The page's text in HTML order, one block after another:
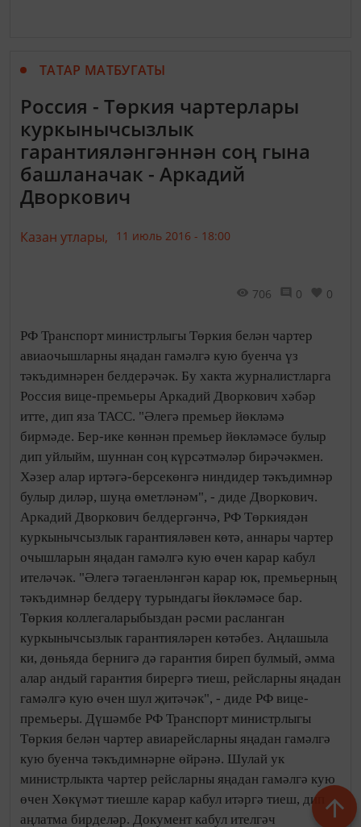
ТАТАР МАТБУГАТЫ
Россия - Төркия чартерлары
куркынычсызлык
гарантияләнгәннән соң гына
башланачак - Аркадий
Дворкович
Казан утлары, 11 июль 2016 - 18:00
706 0 0
РФ Транспорт министрлыгы Төркия белән чартер
авиаочышларны яңадан гамәлгә кую буенча үз
тәкъдимнәрен белдерәчәк. Бу хакта журналистларга
Россия вице-премьеры Аркадий Дворкович хәбәр
итте, дип яза ТАСС. "Әлегә премьер йөкләмә
бирмәде. Бер-ике көннән премьер йөкләмәсе булыр
дип уйлыйм, шуннан соң күрсәтмәләр бирәчәкмен.
Хәзер алар иртәгә-берсекөнгә ниндидер тәкъдимнәр
булыр диләр, шуңа өметләнәм", - диде Дворкович.
Аркадий Дворкович белдергәнчә, РФ Төркиядән
куркынычсызлык гарантияләвен көтә, аннары чартер
очышларын яңадан гамәлгә кую өчен карар кабул
ителәчәк. "Әлегә тәгаенләнгән карар юк, премьерның
тәкъдимнәр белдерү турындагы йөкләмәсе бар.
Төркия коллегаларыбыздан рәсми расланган
куркынычсызлык гарантияләрен көтәбез. Аңлашыла
ки, дөньяда бернигә дә гарантия биреп булмый, әмма
алар андый гарантия бирергә тиеш, рейсларны яңадан
гамәлгә кую өчен шул җитәчәк", - диде РФ вице-
премьеры. Дүшәмбе РФ Транспорт министрлыгы
Төркия белән чартер авиарейсларны яңадан гамәлгә
кую буенча тәкъдимнәрне өйрәнә. Шулай ук
министрлыкта чартер рейсларны яңадан гамәлгә кую
өчен Хөкүмәт тиешле карар кабул итәргә тиеш, дип
аңлатма бирделәр. Документ кабул ителгәч